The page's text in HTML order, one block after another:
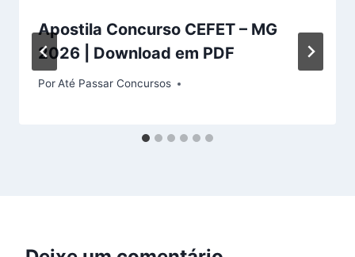
Apostila Concurso CEFET – MG
2026 | Download em PDF
PorAté Passar Concursos